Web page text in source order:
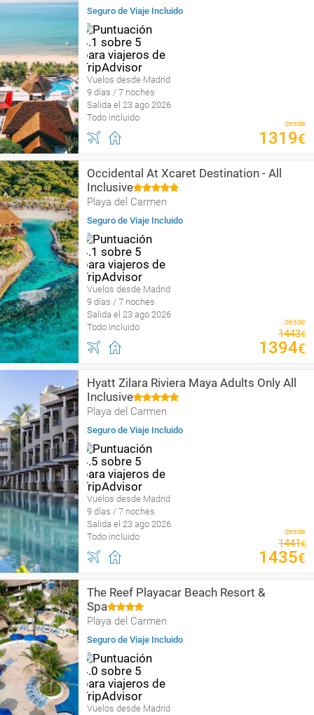
Seguro de Viaje Incluido
Vuelos desde Madrid
9 días / 7 noches
Salida el 23 ago 2026
Todo incluido
desde
1319€
Occidental At Xcaret Destination - All
Inclusive
Playa del Carmen
Seguro de Viaje Incluido
Vuelos desde Madrid
9 días / 7 noches
Salida el 23 ago 2026
Todo incluido
desde
1443€
1394€
Hyatt Zilara Riviera Maya Adults Only All
Inclusive
Playa del Carmen
Seguro de Viaje Incluido
Vuelos desde Madrid
9 días / 7 noches
Salida el 23 ago 2026
Todo incluido
desde
1441€
1435€
The Reef Playacar Beach Resort &
Spa
Playa del Carmen
Seguro de Viaje Incluido
Vuelos desde Madrid